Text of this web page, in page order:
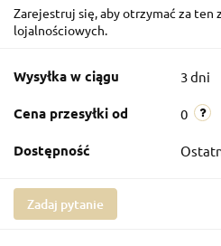
Zarejestruj się, aby otrzymać za ten
lojalnościowych.
Wysyłka w ciągu 3 dni
Cena przesyłki od 0
Dostępność
Zadaj pytanie